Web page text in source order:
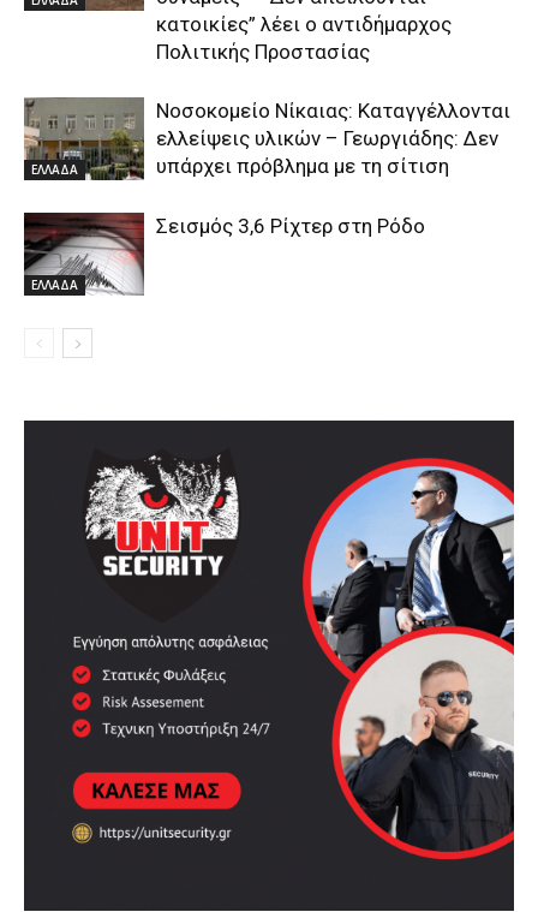
κατοικίες” λέει ο αντιδήμαρχος
Πολιτικής Προστασίας
ΕΛΛΑΔΑ
Νοσοκομείο Νίκαιας: Καταγγέλλονται
ελλείψεις υλικών – Γεωργιάδης: Δεν
υπάρχει πρόβλημα με τη σίτιση
ΕΛΛΑΔΑ
Σεισμός 3,6 Ρίχτερ στη Ρόδο